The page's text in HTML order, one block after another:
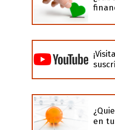
en